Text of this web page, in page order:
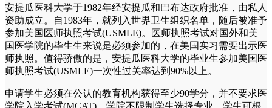
安提瓜医科大学于1982年经安提瓜和巴布达政府批准，由私人
资助成立。自1983年，就列入世界卫生组织名单，随后被准予
参加美国医师执照考试(USMLE)。医师执照考试对国外和美
国医学院的毕生生来说是必须参加的，在美国实习需要出示医
师执照。值得骄傲的是，安提瓜医科大学的毕业生参加美国医
师执照考试(USMLE)一次性过关率达到90%以上。
申请学生必须在公认的教育机构获得至少90学分，并不要求医